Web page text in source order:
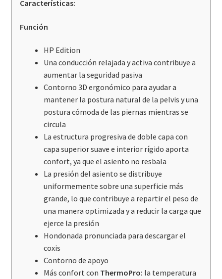
Características:
Función
HP Edition
Una conducción relajada y activa contribuye a
aumentar la seguridad pasiva
Contorno 3D ergonómico para ayudar a
mantener la postura natural de la pelvis y una
postura cómoda de las piernas mientras se
circula
La estructura progresiva de doble capa con
capa superior suave e interior rígido aporta
confort, ya que el asiento no resbala
La presión del asiento se distribuye
uniformemente sobre una superficie más
grande, lo que contribuye a repartir el peso de
una manera optimizada y a reducir la carga que
ejerce la presión
Hondonada pronunciada para descargar el
coxis
Contorno de apoyo
Más confort con ThermoPro: la temperatura